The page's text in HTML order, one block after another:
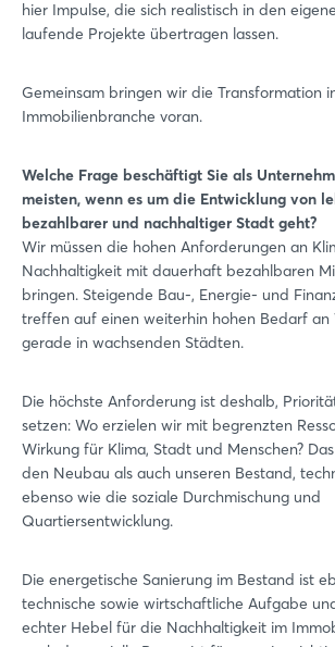
hier Impulse, die sich realistisch in den
laufende Projekte übertragen lassen.
Gemeinsam bringen wir die Transformation
Immobilienbranche voran.
Welche Frage beschäftigt Sie als
meisten, wenn es um die Entwicklung von
bezahlbarer und nachhaltiger Stadt geht?
Wir müssen die hohen Anforderungen an
Nachhaltigkeit mit dauerhaft bezahlbaren
bringen. Steigende Bau-, Energie- und
treffen auf einen weiterhin hohen Bedarf an
gerade in wachsenden Städten.
Die höchste Anforderung ist deshalb,
setzen: Wo erzielen wir mit begrenzten
Wirkung für Klima, Stadt und Menschen?
den Neubau als auch unseren Bestand,
ebenso wie die soziale Durchmischung und
Quartiersentwicklung.
Die energetische Sanierung im Bestand ist
technische sowie wirtschaftliche Aufgabe
echter Hebel für die Nachhaltigkeit im